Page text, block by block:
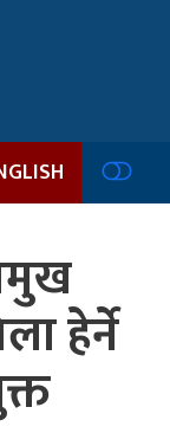
हेर्ने